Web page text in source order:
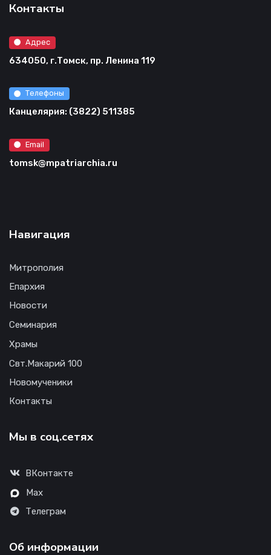
Контакты
Адрес
634050, г.Томск, пр. Ленина 119
Телефоны
Канцелярия: (3822) 511385
Email
tomsk@mpatriarchia.ru
Навигация
Митрополия
Епархия
Новости
Семинария
Храмы
Свт.Макарий 100
Новомученики
Контакты
Мы в соц.сетях
ВКонтакте
Max
Телеграм
Об информации